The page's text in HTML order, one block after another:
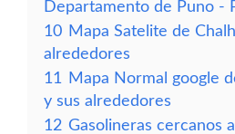
Departamento de Puno -
10 Mapa Satelite de
alrededores
11
Mapa Normal google
y sus alrededores
12 Gasolineras cercanos